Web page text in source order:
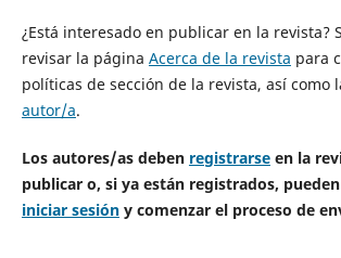
¿Está interesado en publicar en la revista?
revisar la página Acerca de la revista para
políticas de sección de la revista, así como
autor/a.
Los autores/as deben registrarseen la
publicar o, si ya están registrados,
iniciar sesióny comenzar el proceso de